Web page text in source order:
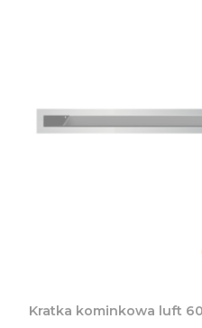
Kratka kominkowa luft